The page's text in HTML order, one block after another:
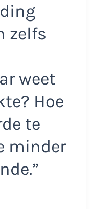
zelfs
weet
Hoe
te
minder